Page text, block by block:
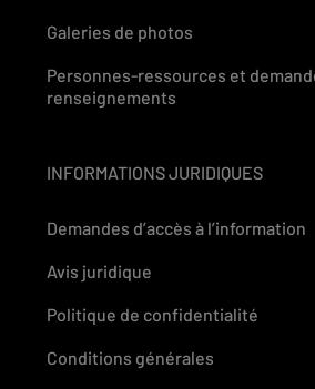
Galeries de photos
Personnes-ressources et
renseignements
INFORMATIONS JURIDIQUES
Demandes d’accès à l’information
Avis juridique
Politique de confidentialité
Conditions générales